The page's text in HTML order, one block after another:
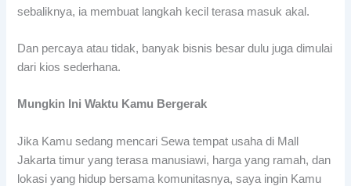
sebaliknya, ia membuat langkah kecil terasa masuk akal.
Dan percaya atau tidak, banyak bisnis besar dulu juga dimulai
dari kios sederhana.
Mungkin Ini Waktu Kamu Bergerak
Jika Kamu sedang mencari Sewa tempat usaha di Mall
Jakarta timur yang terasa manusiawi, harga yang ramah, dan
lokasi yang hidup bersama komunitasnya, saya ingin Kamu